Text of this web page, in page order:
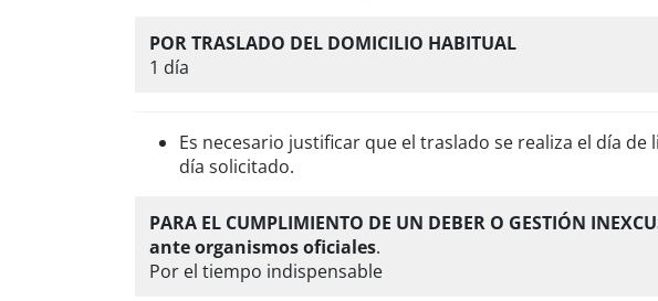
POR TRASLADO DEL DOMICILIO HABITUAL
1 día
Es necesario justificar que el traslado se realiza el día
día solicitado.
PARA EL CUMPLIMIENTO DE UN DEBER O GESTIÓN
ante organismos oficiales.
Por el tiempo indispensable